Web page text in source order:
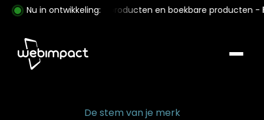
Nu in ontwikkeling:
met download/fysieke producten en boekbare producten -
De stem van je merk